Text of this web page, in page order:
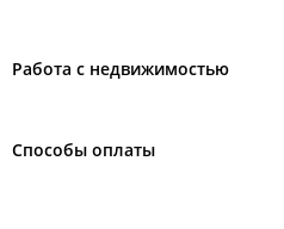
Работа с недвижимостью
Способы оплаты